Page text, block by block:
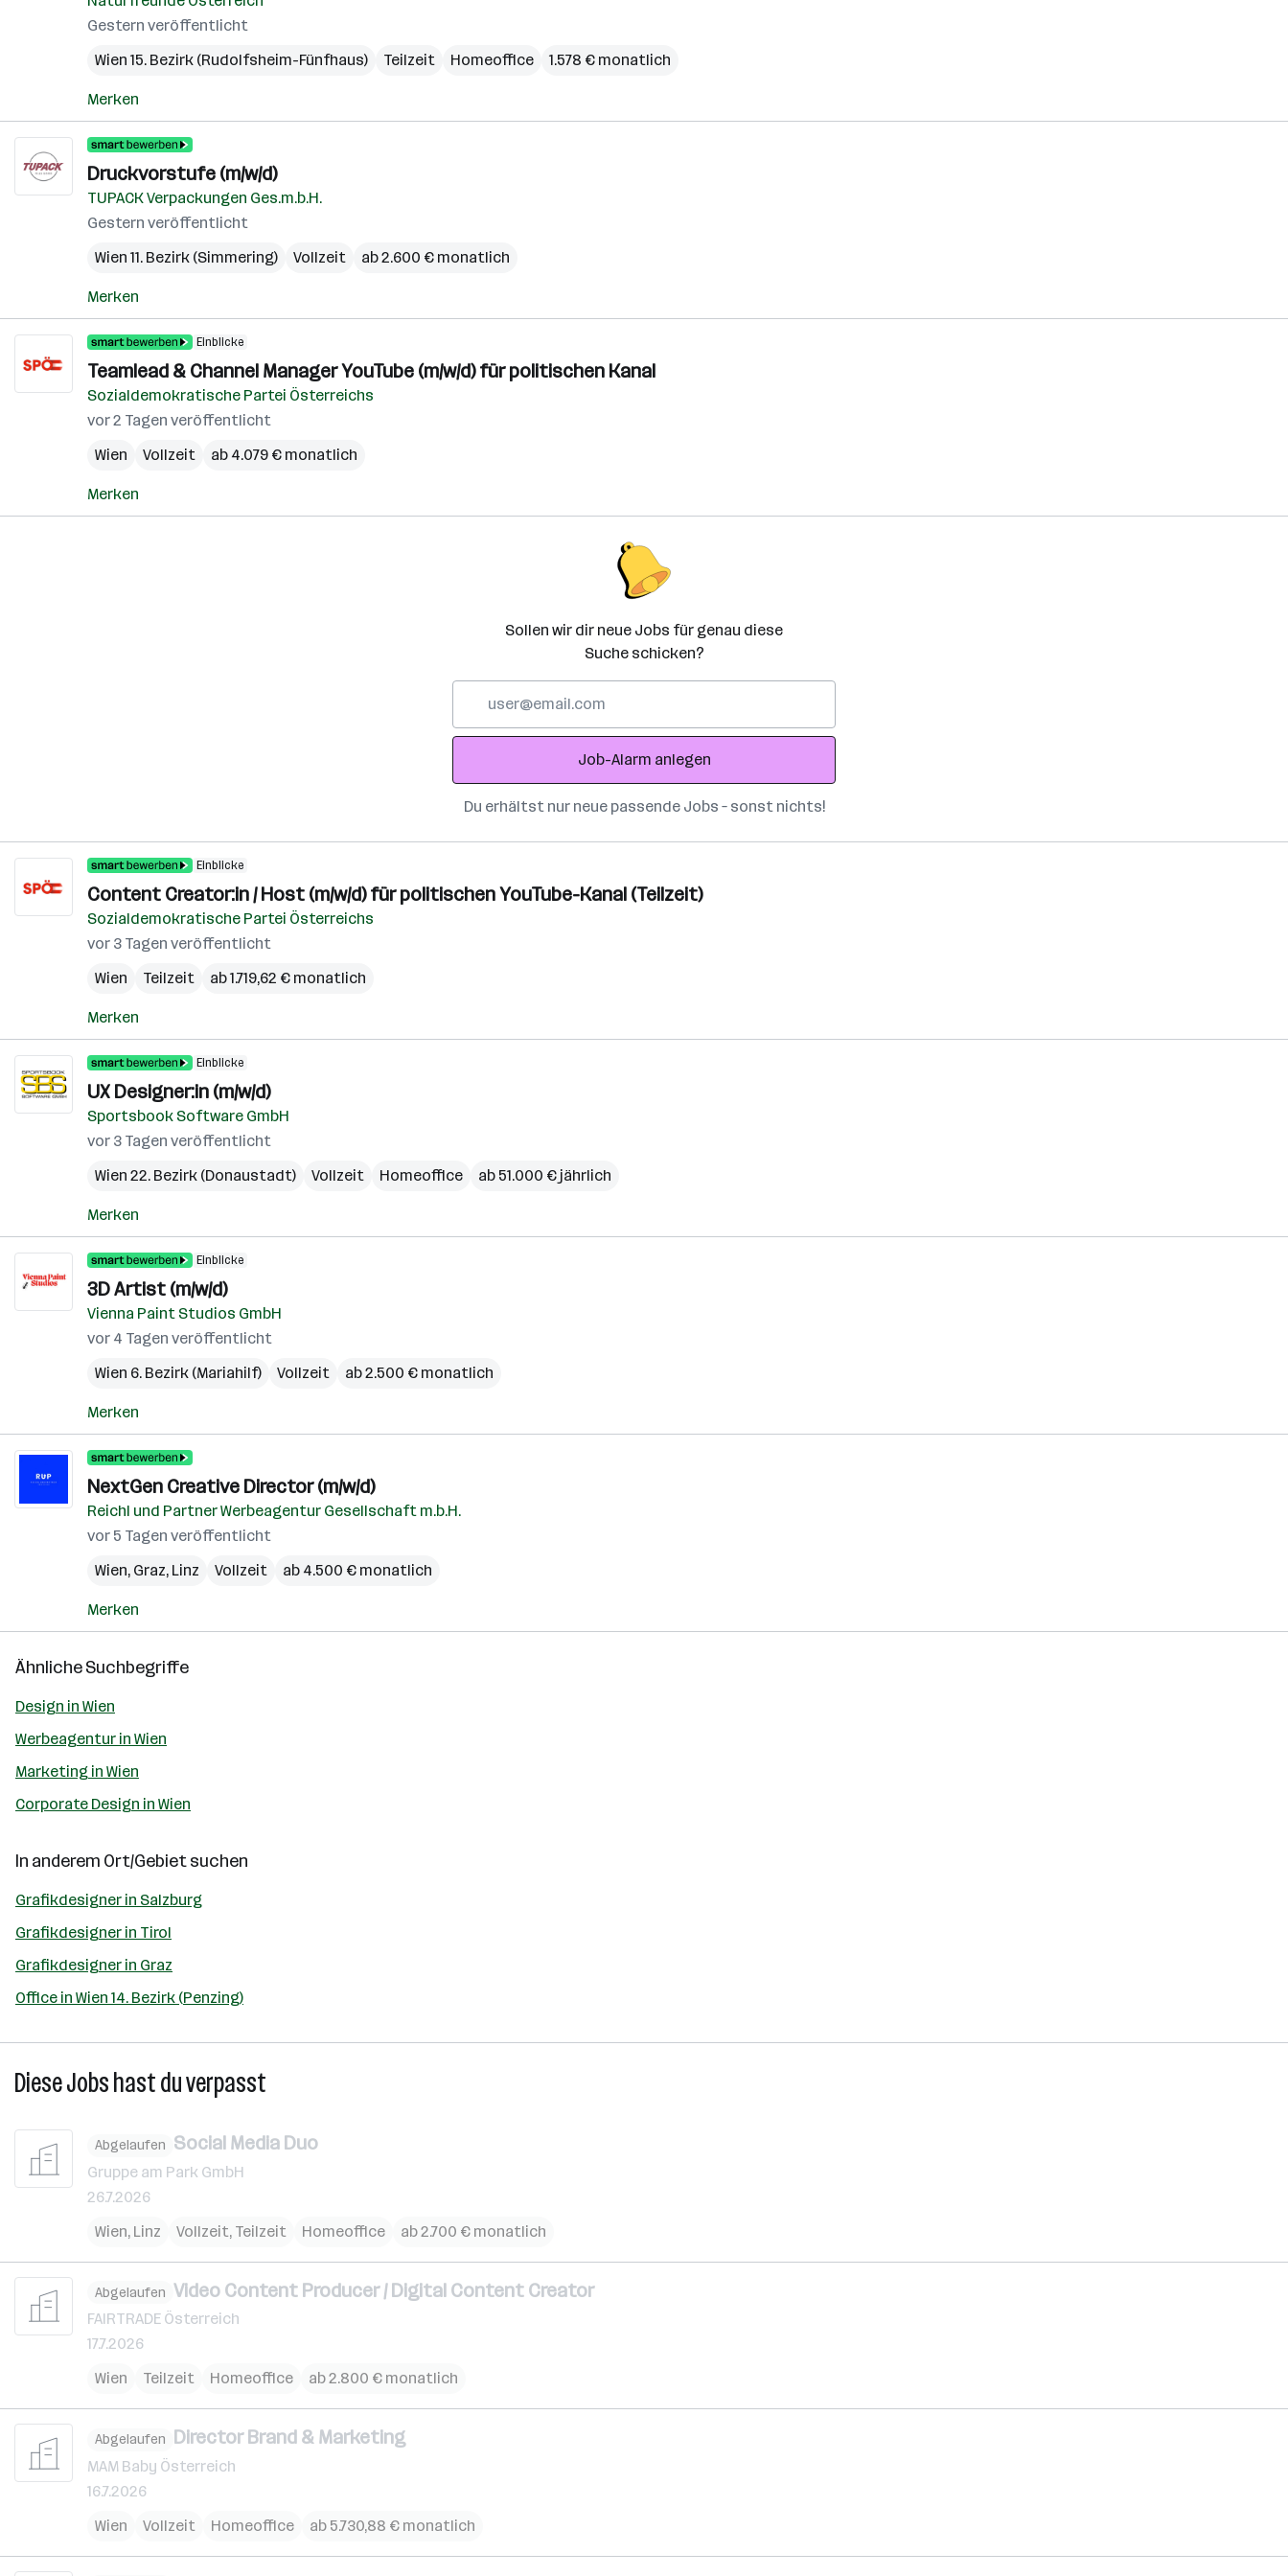
Gestern veröffentlicht
Wien 15. Bezirk (Rudolfsheim-Fünfhaus)
Teilzeit Homeoffice 1.578 € monatlich
Merken
Druckvorstufe (m/w/d)
TUPACK Verpackungen Ges.m.b.H.
Gestern veröffentlicht
Wien 11. Bezirk (Simmering)
Vollzeit ab 2.600 € monatlich
Merken
Einblicke
Teamlead & Channel Manager YouTube (m/w/d) für politischen Kanal
Sozialdemokratische Partei Österreichs
vor 2 Tagen veröffentlicht
Wien
Vollzeit ab 4.079 € monatlich
Merken
Sollen wir dir neue Jobs für genau diese
Suche schicken?
Adresse
Job-Alarm anlegen
Du erhältst nur neue passende Jobs – sonst nichts!
Einblicke
Content Creator:in / Host (m/w/d) für politischen YouTube-Kanal (Teilzeit)
Sozialdemokratische Partei Österreichs
vor 3 Tagen veröffentlicht
Wien
Teilzeit ab 1.719,62 € monatlich
Merken
Einblicke
UX Designer:in (m/w/d)
Sportsbook Software GmbH
vor 3 Tagen veröffentlicht
Wien 22. Bezirk (Donaustadt)
Vollzeit Homeoffice ab 51.000 € jährlich
Merken
Einblicke
3D Artist (m/w/d)
Vienna Paint Studios GmbH
vor 4 Tagen veröffentlicht
Wien 6. Bezirk (Mariahilf)
Vollzeit ab 2.500 € monatlich
Merken
NextGen Creative Director (m/w/d)
Reichl und Partner Werbeagentur Gesellschaft m.b.H.
vor 5 Tagen veröffentlicht
Wien, Graz, Linz Vollzeit ab 4.500 € monatlich
Merken
Ähnliche Suchbegriffe
Design in Wien
Werbeagentur in Wien
Marketing in Wien
Corporate Design in Wien
In anderem Ort/Gebiet suchen
Grafikdesigner in Salzburg
Grafikdesigner in Tirol
Grafikdesigner in Graz
Office in Wien 14. Bezirk (Penzing)
Diese Jobs hast du verpasst
Abgelaufen Social Media Duo
Gruppe am Park GmbH
26.7.2026
Wien, Linz Vollzeit, Teilzeit Homeoffice ab 2.700 € monatlich
Abgelaufen Video Content Producer / Digital Content Creator
FAIRTRADE Österreich
17.7.2026
Wien
Teilzeit Homeoffice ab 2.800 € monatlich
Abgelaufen Director Brand & Marketing
MAM Baby Österreich
16.7.2026
Wien
Vollzeit Homeoffice ab 5.730,88 € monatlich